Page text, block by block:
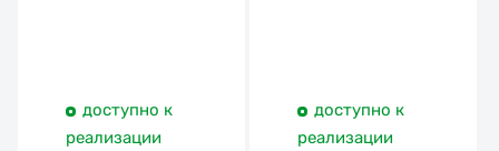
доступно к
реализации
доступно к
реализации